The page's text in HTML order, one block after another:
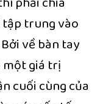
trung vào
về bàn tay
một giá trị
cuối cùng của